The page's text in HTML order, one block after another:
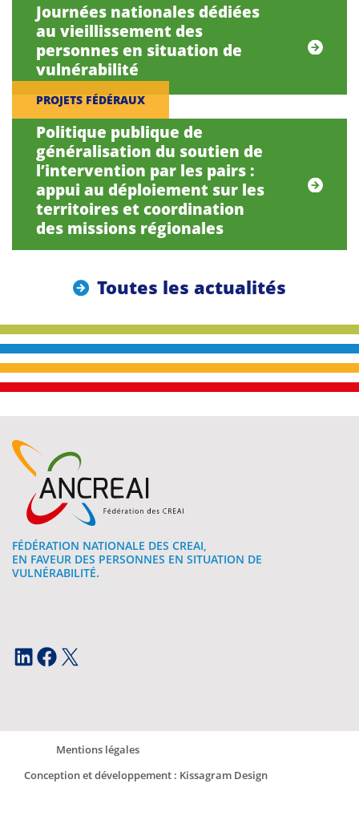
Journées nationales dédiées
au vieillissement des
personnes en situation de
vulnérabilité
PROJETS FÉDÉRAUX
Politique publique de
généralisation du soutien de
l’intervention par les pairs :
appui au déploiement sur les
territoires et coordination
des missions régionales
Toutes les actualités
FÉDÉRATION NATIONALE DES CREAI,
EN FAVEUR DES PERSONNES EN SITUATION DE
VULNÉRABILITÉ.
LinkedIn Facebook X
Mentions légales
Conception et développement : Kissagram Design